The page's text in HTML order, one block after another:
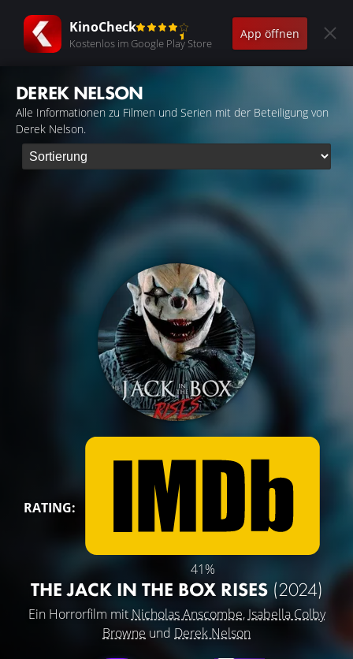
KinoCheck
Kostenlos im Google Play Store
App öffnen
DEREK NELSON
Alle Informationen zu Filmen und Serien mit der Beteiligung von
Derek Nelson.
RATING:
41%
THE JACK IN THE BOX RISES (2024)
Ein Horrorfilm mit Nicholas Anscombe, Isabella Colby
Browne und Derek Nelson